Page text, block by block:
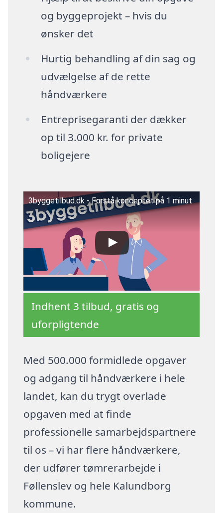
og byggeprojekt – hvis du
ønsker det
Hurtig behandling af din sag og
udvælgelse af de rette
håndværkere
Entreprisegaranti der dækker
op til 3.000 kr. for private
boligejere
3byggetilbud.dk - Forstå konceptet på 1 minut
Indhent 3 tilbud, gratis og
uforpligtende
Med 500.000 formidlede opgaver
og adgang til håndværkere i hele
landet, kan du trygt overlade
opgaven med at finde
professionelle samarbejdspartnere
til os – vi har flere håndværkere,
der udfører tømrerarbejde i
Føllenslev og hele Kalundborg
kommune.